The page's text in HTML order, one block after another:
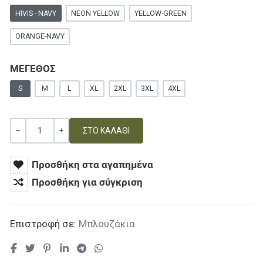
HIVIS - NAVY NEON YELLOW YELLOW-GREEN
ORANGE-NAVY
ΜΕΓΕΘΟΣ
S M L XL 2XL 3XL 4XL
Ποσότητα
Προσθήκη στα αγαπημένα
Προσθήκη για σύγκριση
Επιστροφή σε: Μπλουζάκια